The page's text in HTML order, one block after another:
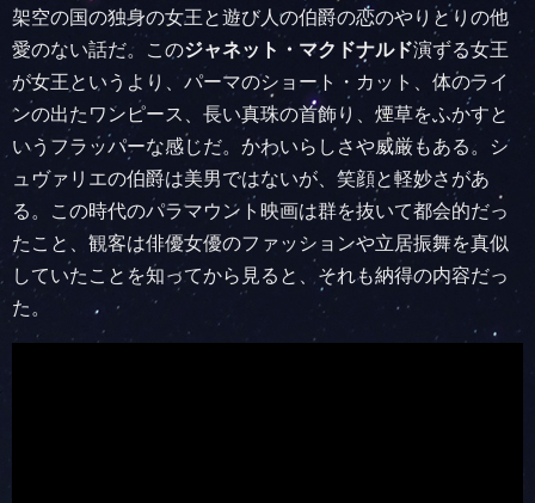
架空の国の独身の女王と遊び人の伯爵の恋のやりとりの他
愛のない話だ。このジャネット・マクドナルド演ずる女王
が女王というより、パーマのショート・カット、体のライ
ンの出たワンピース、長い真珠の首飾り、煙草をふかすと
いうフラッパーな感じだ。かわいらしさや威厳もある。シ
ュヴァリエの伯爵は美男ではないが、笑顔と軽妙さがあ
る。この時代のパラマウント映画は群を抜いて都会的だっ
たこと、観客は俳優女優のファッションや立居振舞を真似
していたことを知ってから見ると、それも納得の内容だっ
た。